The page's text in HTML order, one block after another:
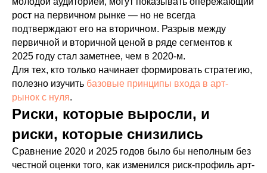
рост на первичном рынке — но не всегда
подтверждают его на вторичном. Разрыв между
первичной и вторичной ценой в ряде сегментов к
2025 году стал заметнее, чем в 2020-м.
Для тех, кто только начинает формировать стратегию,
полезно изучить базовые принципы входа в арт-
рынок с нуля.
Риски, которые выросли, и
риски, которые снизились
Сравнение 2020 и 2025 годов было бы неполным без
честной оценки того, как изменился риск-профиль арт-